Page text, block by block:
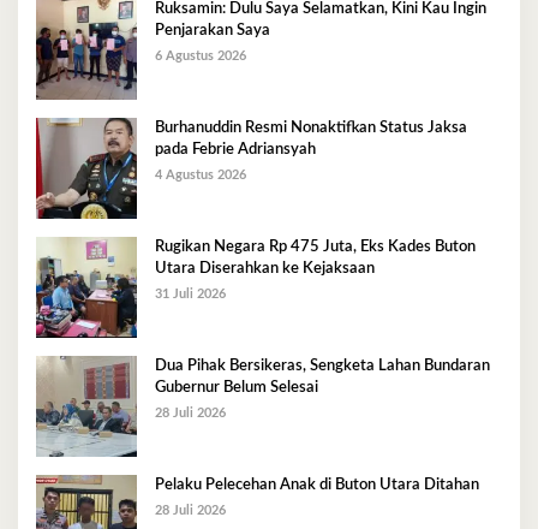
Ruksamin: Dulu Saya Selamatkan, Kini Kau Ingin
Penjarakan Saya
6 Agustus 2026
Burhanuddin Resmi Nonaktifkan Status Jaksa
pada Febrie Adriansyah
4 Agustus 2026
Rugikan Negara Rp 475 Juta, Eks Kades Buton
Utara Diserahkan ke Kejaksaan
31 Juli 2026
Dua Pihak Bersikeras, Sengketa Lahan Bundaran
Gubernur Belum Selesai
28 Juli 2026
Pelaku Pelecehan Anak di Buton Utara Ditahan
28 Juli 2026